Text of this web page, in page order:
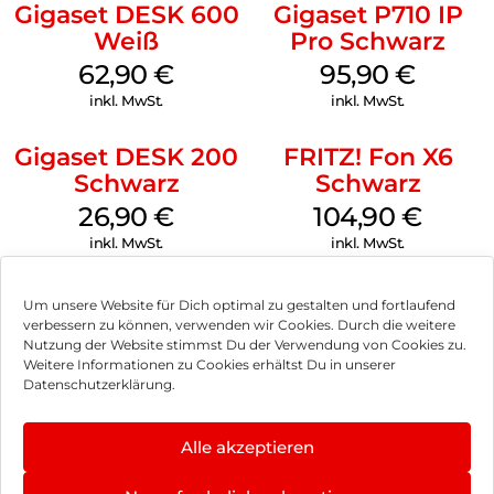
Um unsere Website für Dich optimal zu gestalten und fortlaufend
verbessern zu können, verwenden wir Cookies. Durch die weitere
Nutzung der Website stimmst Du der Verwendung von Cookies zu.
Weitere Informationen zu Cookies erhältst Du in unserer
Datenschutzerklärung.
Alle akzeptieren
Name in der vergrößerten Darstellung breiter als das Display
ist, erscheint er als laufendes Textband. Auch im Wahlmodus
stehen die eingegebenen Ziffern extra groß auf diesem
Farbhintergrund. Und bei schwierigen Lichtverhältnissen?
Können Sie dank Beleuchtung alles ausgezeichnet ablesen.
Universal-Mobilteil zur Erweiterung von:
DECT/Gap-Routern
Routern mit DECT/Cat-iq 2.0
Gigaset DECT-Basisstationen
Gigaset DESK 600
Weiß
62,90€
inkl. MwSt.
Gigaset P710 IP
Pro Schwarz
95,90€
inkl. MwSt.
Gigaset DESK 200
Schwarz
26,90€
inkl. MwSt.
FRITZ! Fon X6
Schwarz
104,90€
inkl. MwSt.
Impressum